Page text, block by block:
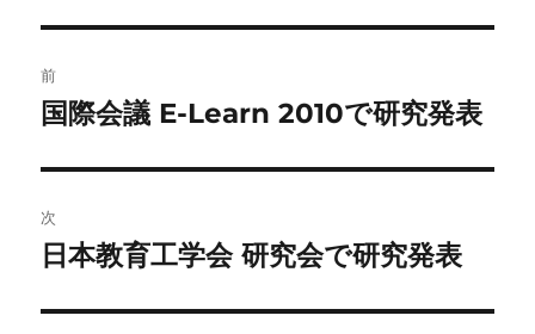
稿
ビ
ゲ
ー
前
前
投
稿:
国際会議 E-Learn 2010で研究発表
次
次
投
日本教育工学会 研究会で研究発表